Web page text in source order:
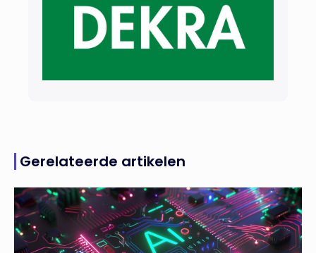
Gerelateerde artikelen